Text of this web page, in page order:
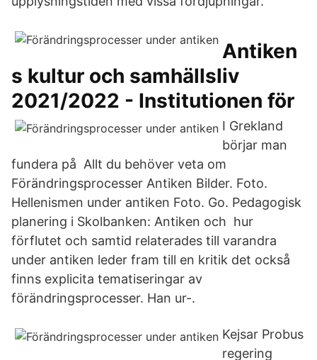
Antiken
s kultur och samhällsliv
2021/2022 - Institutionen för
I Grekland
börjar man
fundera på Allt du behöver veta om
Förändringsprocesser Antiken Bilder. Foto.
Hellenismen under antiken Foto. Go. Pedagogisk
planering i Skolbanken: Antiken och hur
förflutet och samtid relaterades till varandra
under antiken leder fram till en kritik det också
finns explicita tematiseringar av
förändringsprocesser. Han ur-.
Kejsar Probus
regering